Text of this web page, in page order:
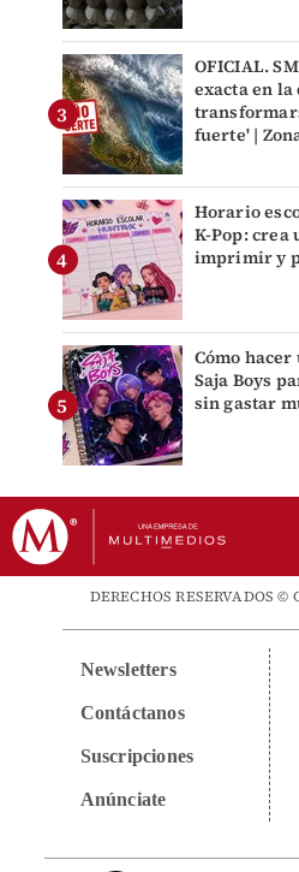
OFICIAL.
exacta en
fuerte' |
Horario
K-Pop: crea
imprimir y
Cómo
Saja Boys
sin gastar
DERECHOS RESERVADOS ©
Newsletters
Contáctanos
Suscripciones
Anúnciate